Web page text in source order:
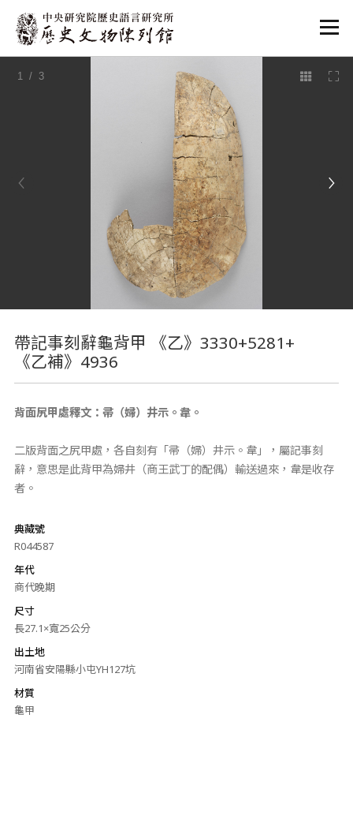
:::
1 / 3
帶記事刻辭龜背甲 《乙》3330+5281+
《乙補》4936
背面尻甲處釋文：帚（婦）井示。韋。
二版背面之尻甲處，各自刻有「帚（婦）井示。韋」，屬記事刻
辭，意思是此背甲為婦井（商王武丁的配偶）輸送過來，韋是收存
者。
典藏號
R044587
年代
商代晚期
尺寸
長27.1×寬25公分
出土地
河南省安陽縣小屯YH127坑
材質
龜甲